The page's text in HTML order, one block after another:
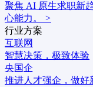
聚焦 AI 原生求职新
心能力。
>
行业方案
互联网
智慧决策，极致体验
央国企
推进人才强企，做好